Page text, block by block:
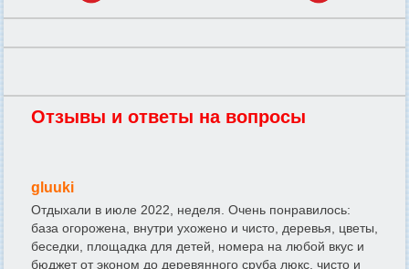
Отзывы и ответы на вопросы
gluuki
Отдыхали в июле 2022, неделя. Очень понравилось:
база огорожена, внутри ухожено и чисто, деревья, цветы,
беседки, площадка для детей, номера на любой вкус и
бюджет от эконом до деревянного сруба люкс, чисто и